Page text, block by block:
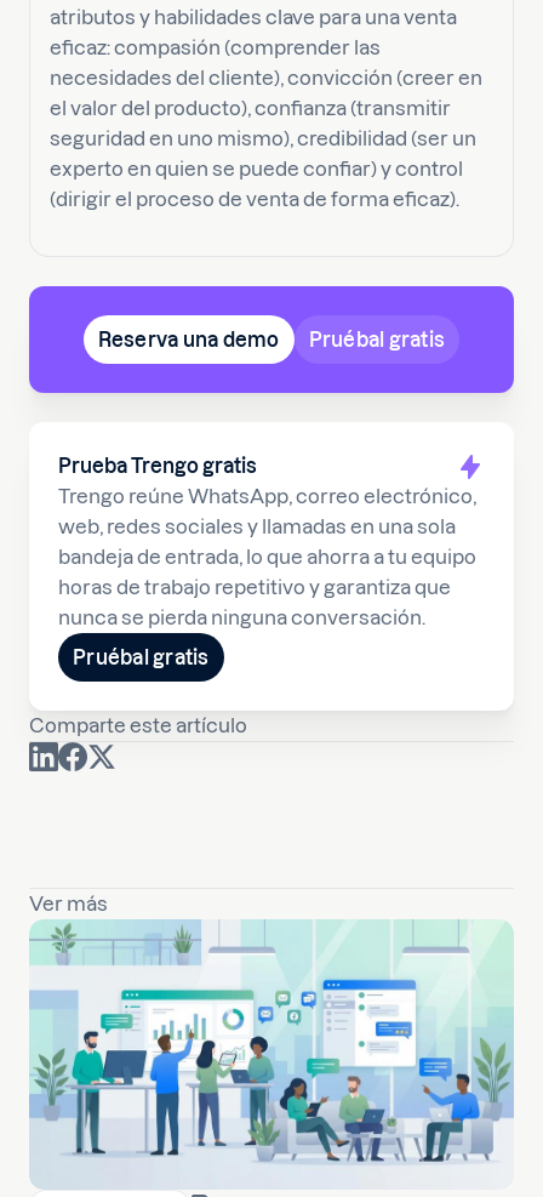
Prueba Trengo gratis
Trengo reúne WhatsApp, correo electrónico,
web, redes sociales y llamadas en una sola
bandeja de entrada, lo que ahorra a tu equipo
horas de trabajo repetitivo y garantiza que
nunca se pierda ninguna conversación.
Pruébal gratis
Comparte este artículo
atributos y habilidades clave para una venta
eficaz: compasión (comprender las
necesidades del cliente), convicción (creer en
el valor del producto), confianza (transmitir
seguridad en uno mismo), credibilidad (ser un
experto en quien se puede confiar) y control
(dirigir el proceso de venta de forma eficaz).
Reserva una demo Pruébal gratis
Ver más